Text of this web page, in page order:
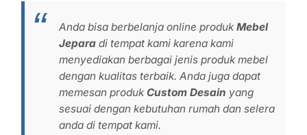
Anda bisa berbelanja online produkMebel
Jepara di tempat kami karena kami
menyediakan berbagai jenis produk mebel
dengan kualitas terbaik. Anda juga dapat
memesan produk Custom Desain yang
sesuai dengan kebutuhan rumah dan selera
anda di tempat kami.